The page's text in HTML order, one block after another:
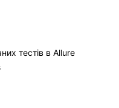
тестів в Allure